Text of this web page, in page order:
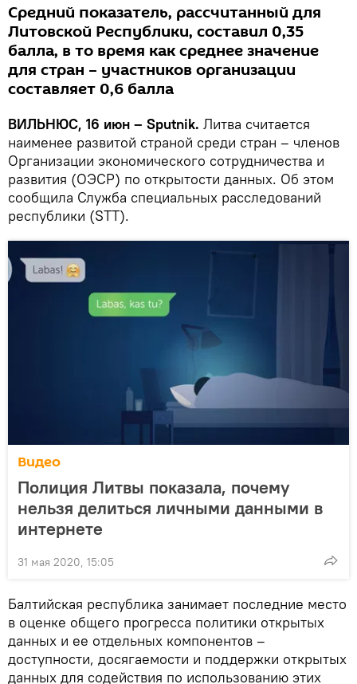
Средний показатель, рассчитанный для
Литовской Республики, составил 0,35
балла, в то время как среднее значение
для стран – участников организации
составляет 0,6 балла
ВИЛЬНЮС, 16 июн – Sputnik. Литва считается
наименее развитой страной среди стран – членов
Организации экономического сотрудничества и
развития (ОЭСР) по открытости данных. Об этом
сообщила Служба специальных расследований
республики (STT).
Видео
Полиция Литвы показала, почему
нельзя делиться личными данными в
интернете
31 мая 2020, 15:05
Балтийская республика занимает последние место
в оценке общего прогресса политики открытых
данных и ее отдельных компонентов –
доступности, досягаемости и поддержки открытых
данных для содействия по использованию этих